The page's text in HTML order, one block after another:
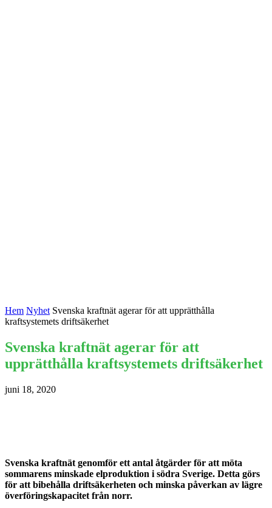
Hem Nyhet Svenska kraftnät agerar för att upprätthålla
kraftsystemets driftsäkerhet
Svenska kraftnät agerar för att
upprätthålla kraftsystemets driftsäkerhet
juni 18, 2020
Svenska kraftnät genomför ett antal åtgärder för att möta
sommarens minskade elproduktion i södra Sverige. Detta görs
för att bibehålla driftsäkerheten och minska påverkan av lägre
överföringskapacitet från norr.